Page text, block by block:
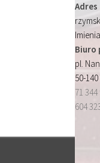
Adres
Biuro
pl.
50-
71 344
604